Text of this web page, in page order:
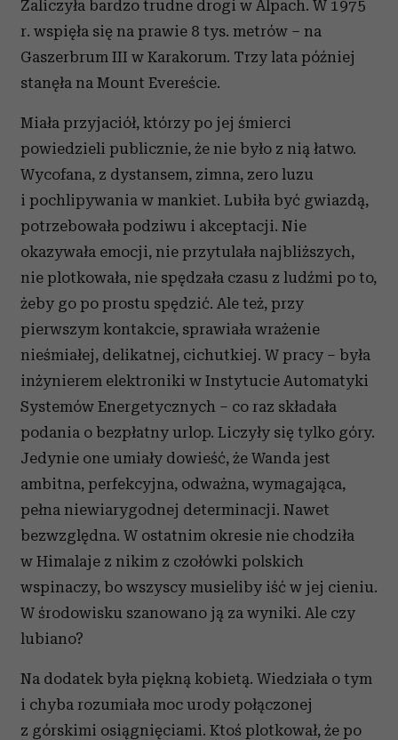
Zaliczyła bardzo trudne drogi w Alpach. W 1975
r. wspięła się na prawie 8 tys. metrów – na
Gaszerbrum III w Karakorum. Trzy lata później
stanęła na Mount Evereście.
Miała przyjaciół, którzy po jej śmierci
powiedzieli publicznie, że nie było z nią łatwo.
Wycofana, z dystansem, zimna, zero luzu
i pochlipywania w mankiet. Lubiła być gwiazdą,
potrzebowała podziwu i akceptacji. Nie
okazywała emocji, nie przytulała najbliższych,
nie plotkowała, nie spędzała czasu z ludźmi po to,
żeby go po prostu spędzić. Ale też, przy
pierwszym kontakcie, sprawiała wrażenie
nieśmiałej, delikatnej, cichutkiej. W pracy – była
inżynierem elektroniki w Instytucie Automatyki
Systemów Energetycznych – co raz składała
podania o bezpłatny urlop. Liczyły się tylko góry.
Jedynie one umiały dowieść, że Wanda jest
ambitna, perfekcyjna, odważna, wymagająca,
pełna niewiarygodnej determinacji. Nawet
bezwzględna. W ostatnim okresie nie chodziła
w Himalaje z nikim z czołówki polskich
wspinaczy, bo wszyscy musieliby iść w jej cieniu.
W środowisku szanowano ją za wyniki. Ale czy
lubiano?
Na dodatek była piękną kobietą. Wiedziała o tym
i chyba rozumiała moc urody połączonej
z górskimi osiągnięciami. Ktoś plotkował, że po